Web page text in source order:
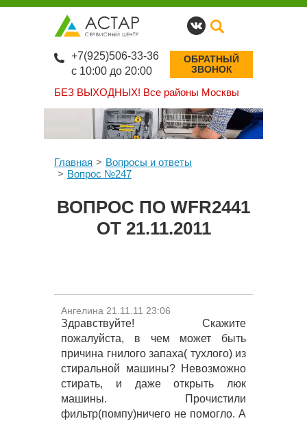
БЕЗ ВЫХОДНЫХ! Все районы Москвы
+7(925)506-33-36
с 10:00 до 20:00
ОБРАТНЫЙ
ЗВОНОК
Главная
Вопросы и ответы
Вопрос №247
ВОПРОС ПО WFR2441
ОТ 21.11.2011
Ангелина 21.11.11 23:06
Здравствуйте! Скажите
пожалуйста, в чем может быть
причина гнилого запаха( тухлого) из
стиральной машины? Невозможно
стирать, и даже открыть люк
машины. Прочистили
фильтр(помпу)ничего не помогло. А